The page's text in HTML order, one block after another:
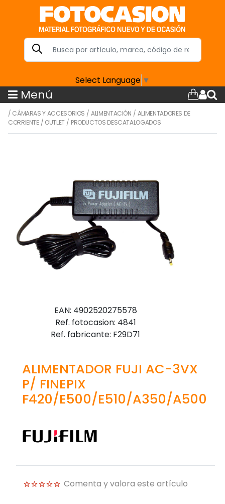
Select Language ▼
Menú
/ CÁMARAS Y ACCESORIOS /ALIMENTACIÓN / ALIMENTADORES DE
CORRIENTE / OUTLET/ PRODUCTOS DESCATALOGADOS
EAN: 4902520275578
Ref. fotocasion: 4841
Ref. fabricante: F29D71
ALIMENTADOR FUJI AC-3VX
P/ FINEPIX
F420/E500/E510/A350/A500
Comenta y valora este artículo